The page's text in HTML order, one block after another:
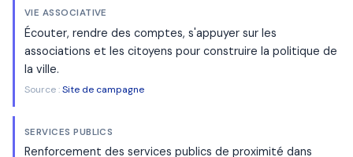
VIE ASSOCIATIVE
Écouter, rendre des comptes, s'appuyer sur les
associations et les citoyens pour construire la politique de
la ville.
Source :Site de campagne
SERVICES PUBLICS
Renforcement des services publics de proximité dans